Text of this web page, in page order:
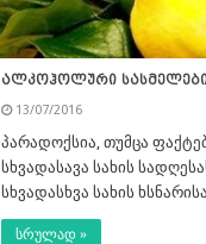
ალკოჰოლური
13/07/2016
პარადოქსია, თუმცა
სხვადასავა სახის
სხვადასხვა სახის
სრულად »